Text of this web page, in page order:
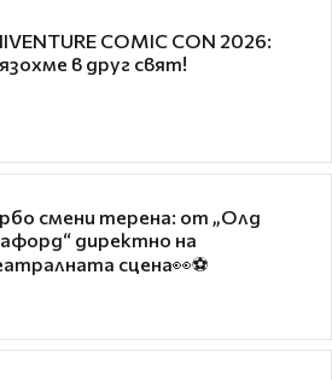
COMIC CON 2026:
в друг свят!
смени терена: от „Олд
директно на
сцена👀⚽